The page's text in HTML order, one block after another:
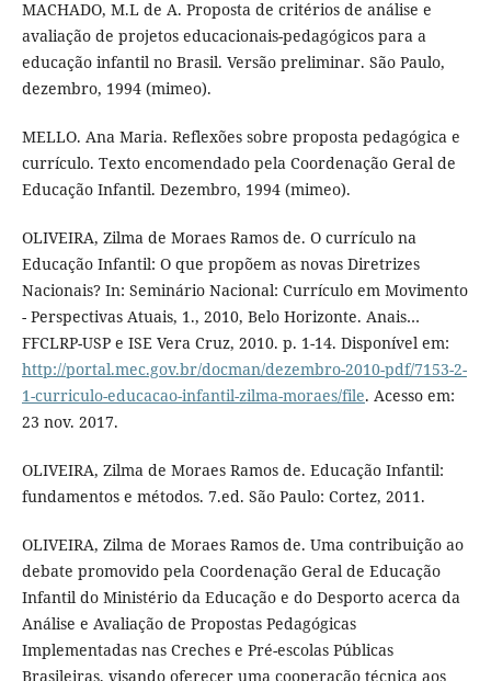
MACHADO, M.L de A. Proposta de critérios de análise e
avaliação de projetos educacionais-pedagógicos para a
educação infantil no Brasil. Versão preliminar. São Paulo,
dezembro, 1994 (mimeo).
MELLO. Ana Maria. Reflexões sobre proposta pedagógica e
currículo. Texto encomendado pela Coordenação Geral de
Educação Infantil. Dezembro, 1994 (mimeo).
OLIVEIRA, Zilma de Moraes Ramos de. O currículo na
Educação Infantil: O que propõem as novas Diretrizes
Nacionais? In: Seminário Nacional: Currículo em Movimento
- Perspectivas Atuais, 1., 2010, Belo Horizonte. Anais…
FFCLRP-USP e ISE Vera Cruz, 2010. p. 1-14. Disponível em:
http://portal.mec.gov.br/docman/dezembro-2010-pdf/7153-2-
1-curriculo-educacao-infantil-zilma-moraes/file. Acesso em:
23 nov. 2017.
OLIVEIRA, Zilma de Moraes Ramos de. Educação Infantil:
fundamentos e métodos. 7.ed. São Paulo: Cortez, 2011.
OLIVEIRA, Zilma de Moraes Ramos de. Uma contribuição ao
debate promovido pela Coordenação Geral de Educação
Infantil do Ministério da Educação e do Desporto acerca da
Análise e Avaliação de Propostas Pedagógicas
Implementadas nas Creches e Pré-escolas Públicas
Brasileiras, visando oferecer uma cooperação técnica aos